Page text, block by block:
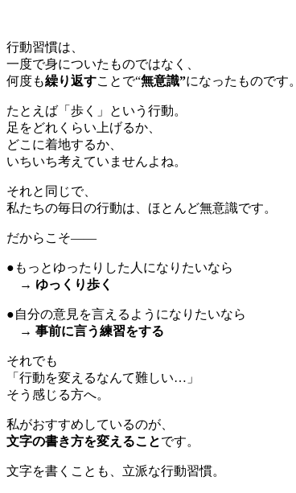
行動習慣は、
一度で身についたものではなく、
何度も繰り返すことで“無意識”になったものです。
たとえば「歩く」という行動。
足をどれくらい上げるか、
どこに着地するか、
いちいち考えていませんよね。
それと同じで、
私たちの毎日の行動は、ほとんど無意識です。
だからこそ――
●もっとゆったりした人になりたいなら
→ ゆっくり歩く
●自分の意見を言えるようになりたいなら
→ 事前に言う練習をする
それでも
「行動を変えるなんて難しい…」
そう感じる方へ。
私がおすすめしているのが、
文字の書き方を変えることです。
文字を書くことも、立派な行動習慣。